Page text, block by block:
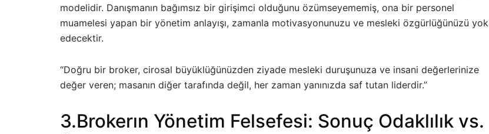
modelidir. Danışmanın bağımsız bir girişimci olduğunu özümseyememiş, ona bir personel
muamelesi yapan bir yönetim anlayışı, zamanla motivasyonunuzu ve mesleki özgürlüğünüzü yok
edecektir.
“Doğru bir broker, cirosal büyüklüğünüzden ziyade mesleki duruşunuza ve insani değerlerinize
değer veren; masanın diğer tarafında değil, her zaman yanınızda saf tutan liderdir.”
3.Brokerın Yönetim Felsefesi: Sonuç Odaklılık vs.